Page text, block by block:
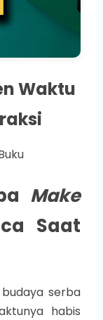
Waktu
Make
Saat
serba
habis